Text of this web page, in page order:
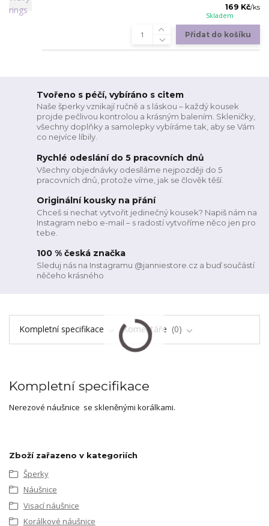
169 Kč/ks
Skladem
Přidat do košíku
Tvořeno s péčí, vybíráno s citem
Naše šperky vznikají ručně a s láskou – každý kousek
projde pečlivou kontrolou a krásným balením. Skleničky,
všechny doplňky a samolepky vybíráme tak, aby se Vám
co nejvíce líbily.
Rychlé odeslání do 5 pracovních dnů
Všechny objednávky odesíláme nejpozději do 5
pracovních dnů, protože víme, jak se člověk těší.
Originální kousky na přání
Chceš si nechat vytvořit jedinečný kousek? Napiš nám na
Instagram nebo e-mail – s radostí vytvoříme něco jen pro
tebe.
100 % česká značka
Sleduj nás na Instagramu @janniestore.cz a buď součástí
něčeho krásného
Kompletní specifikace Komentáře 0
Kompletní specifikace
Nerezové náušnice se skleněnými korálkami.
Zboží zařazeno v kategoriích
Šperky
Náušnice
Visací náušnice
Korálkové náušnice